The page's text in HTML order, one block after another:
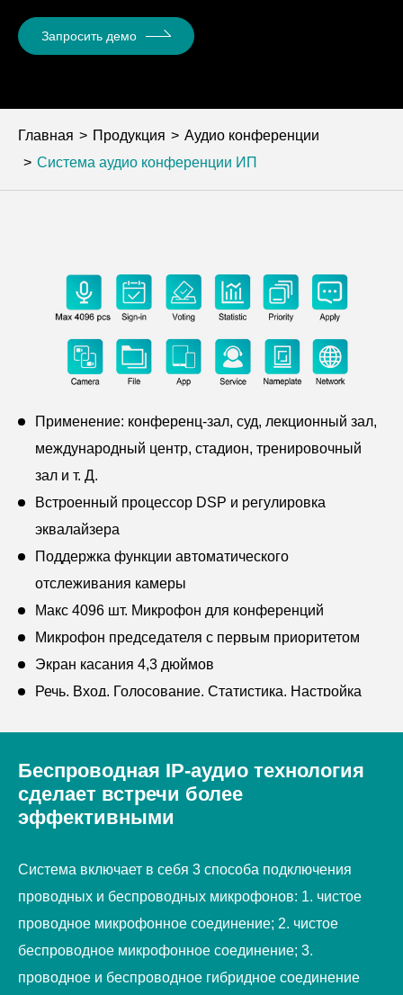
Запросить демо
Главная Продукция
Аудио конференции
Система аудио конференции ИП
Применение: конференц-зал, суд, лекционный зал,
международный центр, стадион, тренировочный
зал и т. Д.
Встроенный процессор DSP и регулировка
эквалайзера
Поддержка функции автоматического
отслеживания камеры
Макс 4096 шт. Микрофон для конференций
Микрофон председателя с первым приоритетом
Экран касания 4,3 дюймов
Речь, Вход, Голосование, Статистика, Настройка
Поддержка дистанционного управления
мобильной площадкой через Интернет
Беспроводная IP-аудио технология
сделает встречи более
эффективными
Система включает в себя 3 способа подключения
проводных и беспроводных микрофонов: 1. чистое
проводное микрофонное соединение; 2. чистое
беспроводное микрофонное соединение; 3.
проводное и беспроводное гибридное соединение